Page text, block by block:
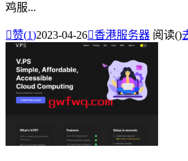
鸡服...
赞(1)2023-04-26香港服务器 阅读()